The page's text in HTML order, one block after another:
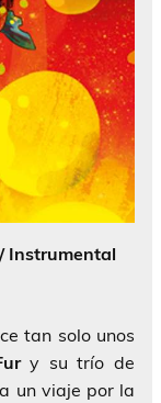
Instrumental
tan solo unos
y su trío de
un viaje por la